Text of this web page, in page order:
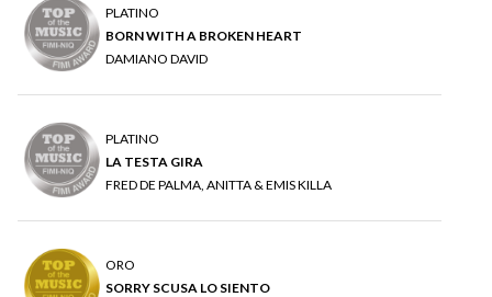
PLATINO
BORN WITH A BROKEN HEART
DAMIANO DAVID
PLATINO
LA TESTA GIRA
FRED DE PALMA, ANITTA & EMIS KILLA
ORO
SORRY SCUSA LO SIENTO